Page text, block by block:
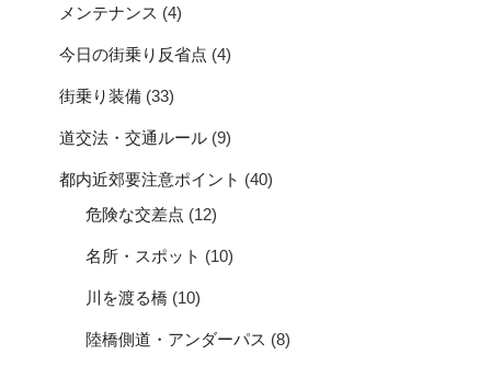
メンテナンス (4)
今日の街乗り反省点 (4)
街乗り装備 (33)
道交法・交通ルール (9)
都内近郊要注意ポイント (40)
危険な交差点 (12)
名所・スポット (10)
川を渡る橋 (10)
陸橋側道・アンダーパス (8)